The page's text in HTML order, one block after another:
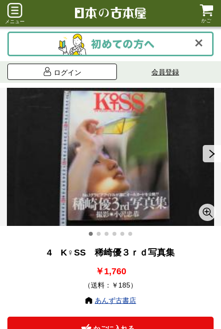
メニュー かご
ログイン 会員登録
4 K♀SS 稀崎優３ｒｄ写真集
￥1,760
（送料：￥185）
あんず古書店